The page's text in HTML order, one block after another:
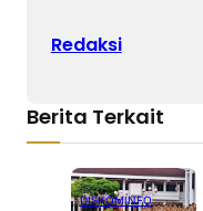
Redaksi
Berita Terkait
DISKOMINFO